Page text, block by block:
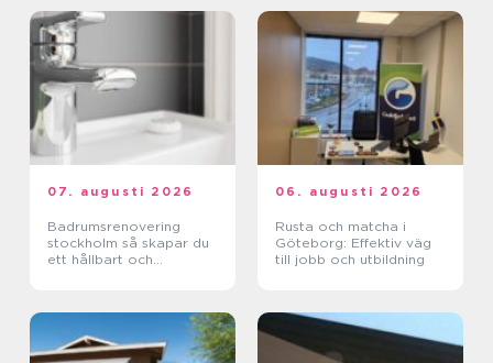
07. augusti 2026
Badrumsrenovering
stockholm så skapar du
ett hållbart och
06. augusti 2026
Rusta och matcha i
Göteborg: Effektiv väg
till jobb och utbildning